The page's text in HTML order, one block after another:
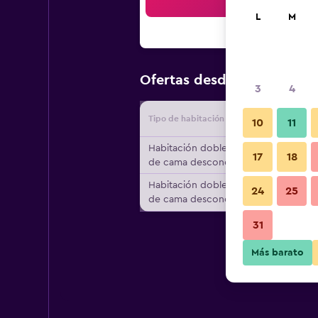
Ofertas desde Oferta
Tipo de habitación
Habitación doble, tipo
de cama desconocido
Habitación doble, tipo
de cama desconocido
L M
3 4
10 11
17 18
24 25
31
Más barato